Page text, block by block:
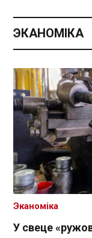
ЭКАНОМІКА
У свеце
Эканоміка